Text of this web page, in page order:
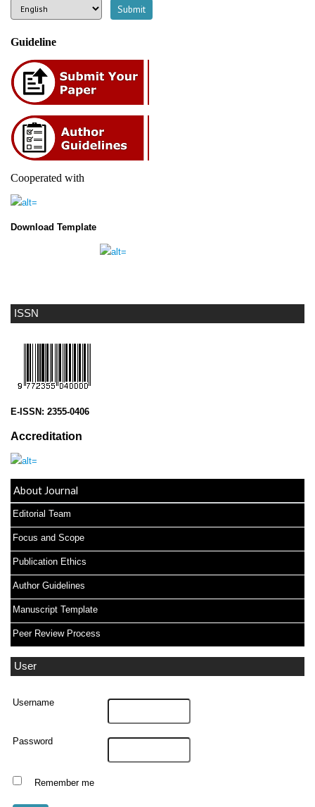
ISSN
E-ISSN: 2355-0406
Accreditation
About Journal
Editorial Team
Focus and Scope
Publication Ethics
Author Guidelines
Manuscript Template
Peer Review Process
User
Username
Password
Remember me
Guideline
Cooperated with
Download Template